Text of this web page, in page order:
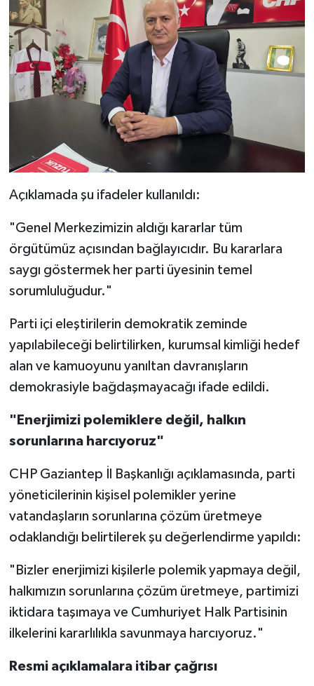
Açıklamada şu ifadeler kullanıldı:
"Genel Merkezimizin aldığı kararlar tüm
örgütümüz açısından bağlayıcıdır. Bu kararlara
saygı göstermek her parti üyesinin temel
sorumluluğudur."
Parti içi eleştirilerin demokratik zeminde
yapılabileceği belirtilirken, kurumsal kimliği hedef
alan ve kamuoyunu yanıltan davranışların
demokrasiyle bağdaşmayacağı ifade edildi.
"Enerjimizi polemiklere değil, halkın
sorunlarına harcıyoruz"
CHP Gaziantep İl Başkanlığı açıklamasında, parti
yöneticilerinin kişisel polemikler yerine
vatandaşların sorunlarına çözüm üretmeye
odaklandığı belirtilerek şu değerlendirme yapıldı:
"Bizler enerjimizi kişilerle polemik yapmaya değil,
halkımızın sorunlarına çözüm üretmeye, partimizi
iktidara taşımaya ve Cumhuriyet Halk Partisinin
ilkelerini kararlılıkla savunmaya harcıyoruz."
Resmi açıklamalara itibar çağrısı